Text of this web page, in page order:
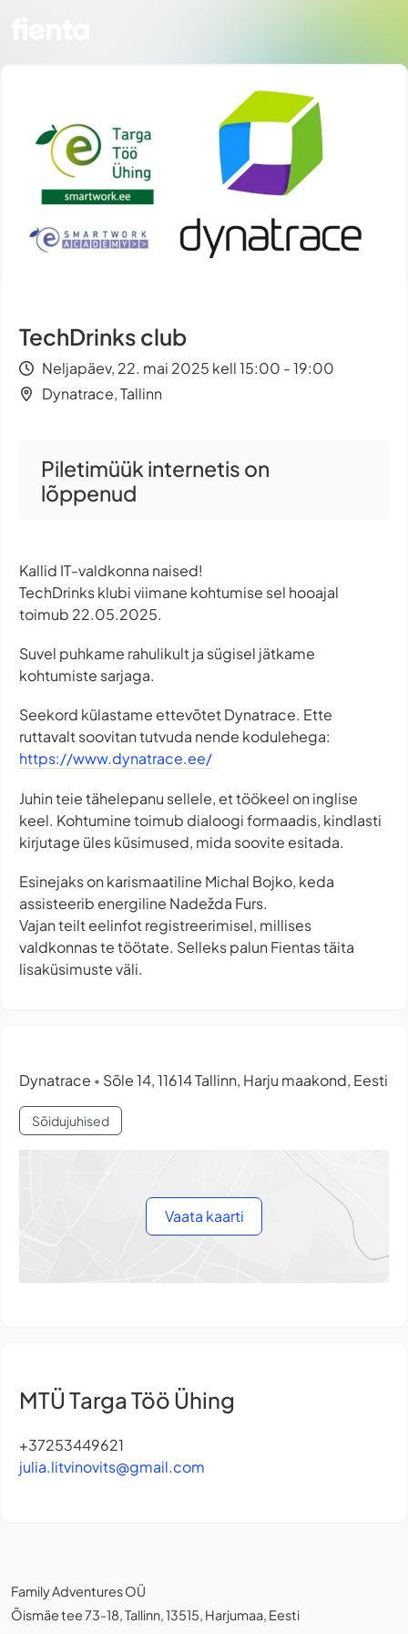
TechDrinks club
Neljapäev, 22. mai 2025 kell 15:00 - 19:00
Dynatrace, Tallinn
Piletimüük internetis on
lõppenud
Kallid IT-valdkonna naised!
TechDrinks klubi viimane kohtumise sel hooajal
toimub 22.05.2025.
Suvel puhkame rahulikult ja sügisel jätkame
kohtumiste sarjaga.
Seekord külastame ettevõtet Dynatrace. Ette
ruttavalt soovitan tutvuda nende kodulehega:
https://www.dynatrace.ee/
Juhin teie tähelepanu sellele, et töökeel on inglise
keel. Kohtumine toimub dialoogi formaadis, kindlasti
kirjutage üles küsimused, mida soovite esitada.
Esinejaks on karismaatiline Michal Bojko, keda
assisteerib energiline Nadežda Furs.
Vajan teilt eelinfot registreerimisel, millises
valdkonnas te töötate. Selleks palun Fientas täita
lisaküsimuste väli.
Dynatrace • Sõle 14, 11614 Tallinn, Harju maakond, Eesti
Sõidujuhised
Vaata kaarti
MTÜ Targa Töö Ühing
+37253449621
julia.litvinovits@gmail.com
Family Adventures OÜ
Õismäe tee 73-18, Tallinn, 13515, Harjumaa, Eesti